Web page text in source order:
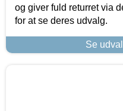
og giver fuld returret via
for at se deres udvalg.
Se